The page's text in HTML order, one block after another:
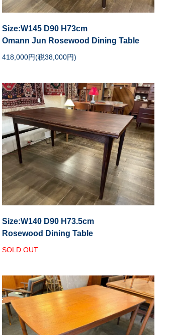
Size:W145 D90 H73cm
Omann Jun Rosewood Dining Table
418,000円(税38,000円)
Size:W140 D90 H73.5cm
Rosewood Dining Table
SOLD OUT